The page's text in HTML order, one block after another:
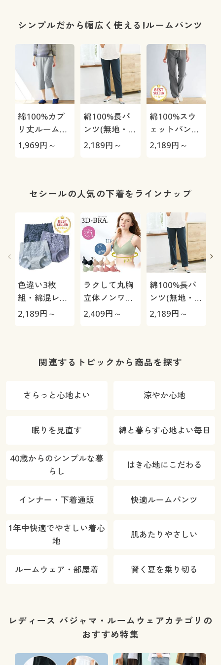
カット・静電
くい)
シンプルだから幅広く使える!ルームパンツ
綿100%カプ
リ丈ルームパ
ンツ(無地・膝
1,969円～
綿100%長パ
ンツ(無地・お
うちパンツ)
2,189円～
綿100%スウ
ェットパンツ
(無地・ルーム
2,189円～
セシールの人気の下着をラインナップ
色違い3枚
組・綿混レー
シィショーツ
2,189円～
ラクして丸胸
立体ノンワイ
ヤー3Dブラ
3/4モールド
ラ)
2,409円～
綿100%長パ
ンツ(無地・お
うちパンツ)
2,189円～
関連するトピックから商品を探す
さらっと心地よい 涼やか心地
眠りを見直す 綿と暮らす心地よい毎日
40歳からのシンプルな暮
らし
はき心地にこだわる
インナー・下着通販 快適ルームパンツ
1年中快適でやさしい着心
地
肌あたりやさしい
ルームウェア・部屋着 賢く夏を乗り切る
レディース パジャマ・ルームウェアカテゴリの
おすすめ特集